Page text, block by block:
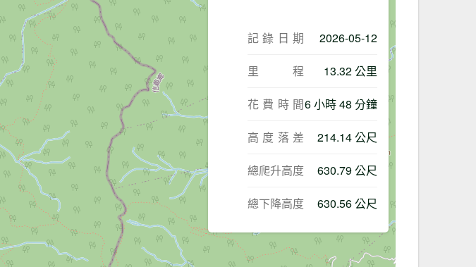
記錄日期 2026-05-12
里程 13.32 公里
花費時間6 小時 48 分鐘
高度落差 214.14 公尺
總爬升高度 630.79 公尺
總下降高度 630.56 公尺